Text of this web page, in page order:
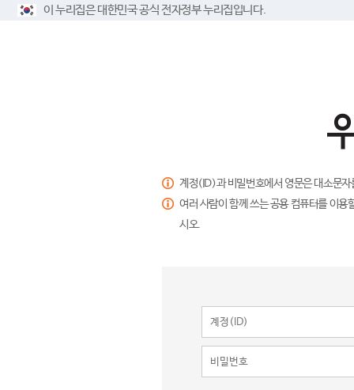
이 누리집은 대한민국 공식 전자정부 누리집입니다.
계정(ID)과 비밀번호에서 영문은 대소문
여러 사람이 함께 쓰는 공용 컴퓨터를 이
시오.